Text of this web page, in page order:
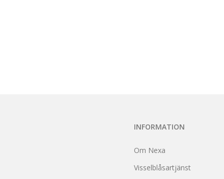
INFORMATION
Om Nexa
Visselblåsartjänst